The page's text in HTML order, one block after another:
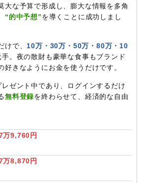
大な予算で形成し、膨大な情報を多角
“的中予想”を導くことに成功しまし
けで、10万・30万・50万・80万・10
手。夜の散財も豪華な食事もブランド
好きなようにお金を使うだけです。
ゼント中であり、ログインするだけ
無料登録を終わらせて、経済的な自由
万9,760円
万8,870円